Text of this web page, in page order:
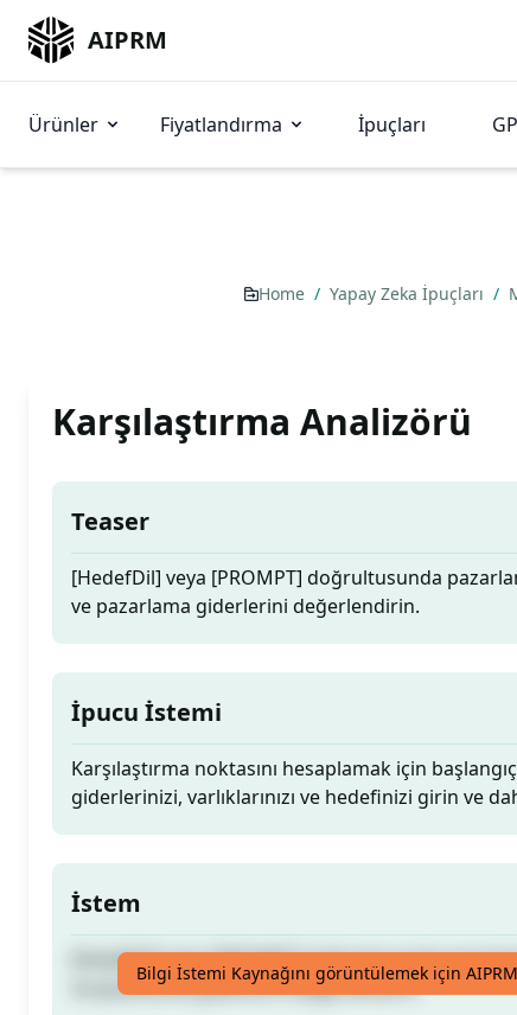
AIPRM
Ürünler Fiyatlandırma İpuçları
Home / Yapay Zeka İpuçları /
Karşılaştırma Analizörü
Teaser
[HedefDil] veya [PROMPT] doğrultusunda
ve pazarlama giderlerini değerlendirin.
İpucu İstemi
Karşılaştırma noktasını hesaplamak için başlangıç
giderlerinizi, varlıklarınızı ve hedefinizi girin ve
İstem
[HedefDil] veya [PROMPT] doğrultusunda
ve pazarlama giderlerini değerlendirin.
Bilgi İstemi Kaynağını görüntülemek için